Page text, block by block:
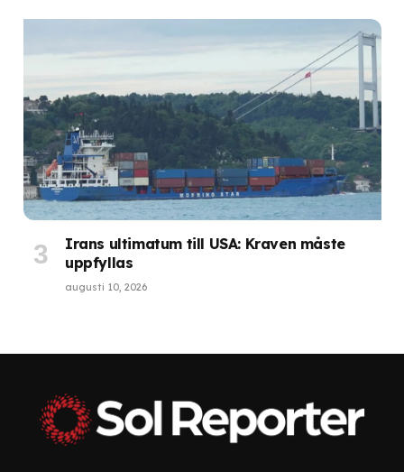
Irans ultimatum till USA: Kraven måste
uppfyllas
augusti 10, 2026